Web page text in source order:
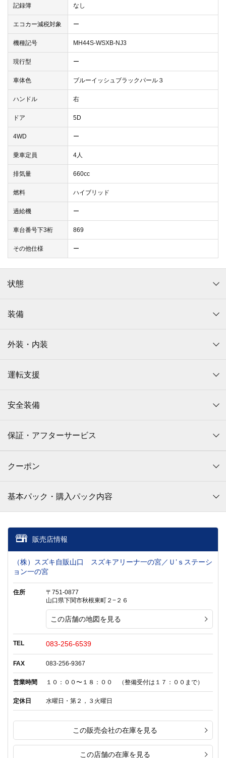
記録簿 なし
エコカー減税対象 ー
機種記号 MH44S-WSXB-NJ3
現行型 ー
車体色 ブルーイッシュブラックパール３
ハンドル 右
ドア 5D
4WD ー
乗車定員 4人
排気量 660cc
燃料 ハイブリッド
過給機 ー
車台番号下3桁 869
その他仕様 ー
状態
装備
外装・内装
運転支援
安全装備
保証・アフターサービス
クーポン
基本パック・購入パック内容
販売店情報
（株）スズキ自販山口 スズキアリーナ一の宮／Ｕ’ｓステーシ
ョン一の宮
住所
〒751-0877
山口県下関市秋根東町２−２６
この店舗の地図を見る
TEL 083-256-6539
FAX 083-256-9367
営業時間 １０：００〜１８：００ （整備受付は１７：００まで）
定休日 水曜日・第２，３火曜日
この販売会社の在庫を見る
この店舗の在庫を見る